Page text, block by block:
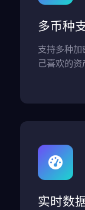
多币种
支持多种加
己喜欢的资
实时数